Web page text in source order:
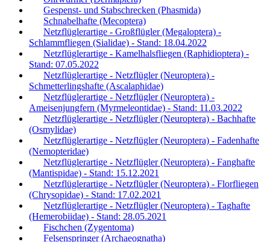
Gespenst- und Stabschrecken (Phasmida)
Schnabelhafte (Mecoptera)
Netzflüglerartige - Großflügler (Megaloptera) -
Schlammfliegen (Sialidae) - Stand: 18.04.2022
Netzflüglerartige - Kamelhalsfliegen (Raphidioptera) -
Stand: 07.05.2022
Netzflüglerartige - Netzflügler (Neuroptera) -
Schmetterlingshafte (Ascalaphidae)
Netzflüglerartige - Netzflügler (Neuroptera) -
Ameisenjungfern (Myrmeleontidae) - Stand: 11.03.2022
Netzflüglerartige - Netzflügler (Neuroptera) - Bachhafte
(Osmylidae)
Netzflüglerartige - Netzflügler (Neuroptera) - Fadenhafte
(Nemopteridae)
Netzflüglerartige - Netzflügler (Neuroptera) - Fanghafte
(Mantispidae) - Stand: 15.12.2021
Netzflüglerartige - Netzflügler (Neuroptera) - Florfliegen
(Chrysopidae) - Stand: 17.02.2021
Netzflüglerartige - Netzflügler (Neuroptera) - Taghafte
(Hemerobiidae) - Stand: 28.05.2021
Fischchen (Zygentoma)
Felsenspringer (Archaeognatha)